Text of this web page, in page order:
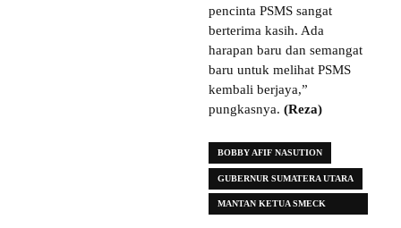
pencinta PSMS sangat
berterima kasih. Ada
harapan baru dan semangat
baru untuk melihat PSMS
kembali berjaya,”
pungkasnya. (Reza)
BOBBY AFIF NASUTION
GUBERNUR SUMATERA UTARA
MANTAN KETUA SMECK